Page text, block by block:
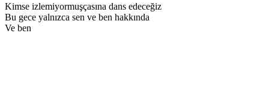
Kimse izlemiyormuşçasına dans edeceğiz
Bu gece yalnızca sen ve ben hakkında
Ve ben